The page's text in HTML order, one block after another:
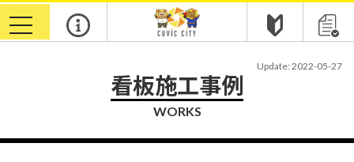
toggle
navigation
Update: 2022-05-27
看板施工事例
WORKS